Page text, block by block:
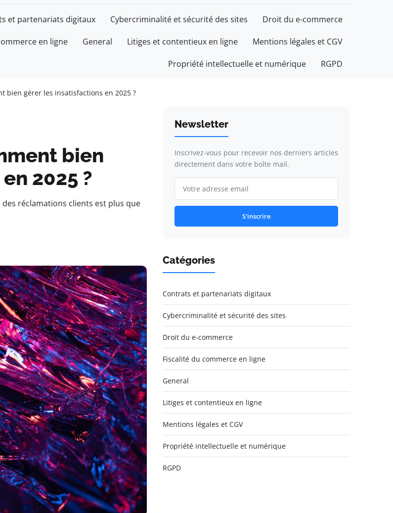
et partenariats digitaux Cybercriminalité et sécurité des sites Droit du e-commerce
en ligne General Litiges et contentieux en ligne Mentions légales et CGV
Propriété intellectuelle et numérique RGPD
bien gérer les insatisfactions en 2025 ?
bien
2025 ?
réclamations clients est plus que
Newsletter
Inscrivez-vous pour recevoir nos derniers articles
directement dans votre boîte mail.
S'inscrire
Catégories
Contrats et partenariats digitaux
Cybercriminalité et sécurité des sites
Droit du e-commerce
Fiscalité du commerce en ligne
General
Litiges et contentieux en ligne
Mentions légales et CGV
Propriété intellectuelle et numérique
RGPD